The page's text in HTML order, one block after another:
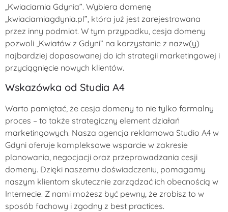
„Kwiaciarnia Gdynia”. Wybiera domenę
„kwiaciarniagdynia.pl”, która już jest zarejestrowana
przez inny podmiot. W tym przypadku, cesja domeny
pozwoli „Kwiatów z Gdyni” na korzystanie z nazw(y)
najbardziej dopasowanej do ich strategii marketingowej i
przyciągnięcie nowych klientów.
Wskazówka od Studia A4
Warto pamiętać, że cesja domeny to nie tylko formalny
proces – to także strategiczny element działań
marketingowych. Nasza agencja reklamowa Studio A4 w
Gdyni oferuje kompleksowe wsparcie w zakresie
planowania, negocjacji oraz przeprowadzania cesji
domeny. Dzięki naszemu doświadczeniu, pomagamy
naszym klientom skutecznie zarządzać ich obecnością w
Internecie. Z nami możesz być pewny, że zrobisz to w
sposób fachowy i zgodny z best practices.